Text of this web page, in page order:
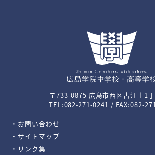
〒733-0875 広島市西区古江上1
TEL:082-271-0241 / FAX:082-
・お問い合わせ
・サイトマップ
・リンク集